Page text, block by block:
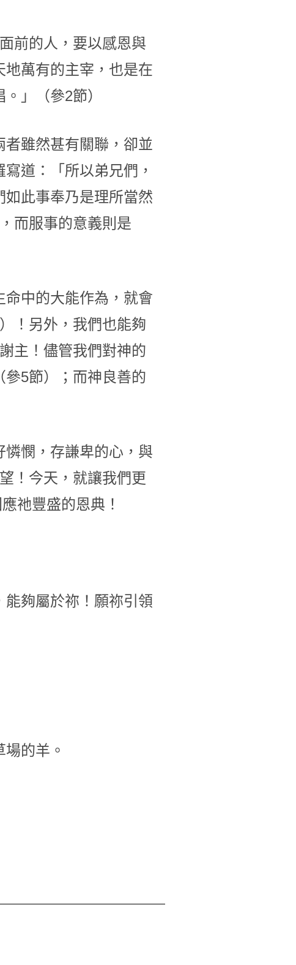
前的人，要以感恩與
萬有的主宰，也是在
」（參2節）
雖然甚有關聯，卻並
道：「所以弟兄們，
此事奉乃是理所當然
而服事的意義則是
中的大能作為，就會
！另外，我們也能夠
主！儘管我們對神的
5節）；而神良善的
憐憫，存謙卑的心，與
！今天，就讓我們更
祂豐盛的恩典！
夠屬於祢！願祢引領
的羊。